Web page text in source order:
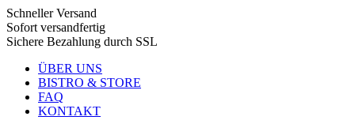
Schneller Versand
Sofort versandfertig
Sichere Bezahlung durch SSL
ÜBER UNS
BISTRO & STORE
FAQ
KONTAKT